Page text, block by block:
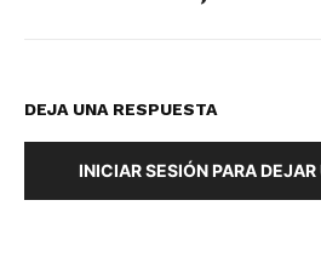
DEJA UNA RESPUESTA
INICIAR SESIÓN PARA